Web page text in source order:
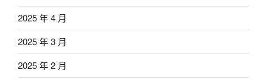
2025 年 4 月
2025 年 3 月
2025 年 2 月